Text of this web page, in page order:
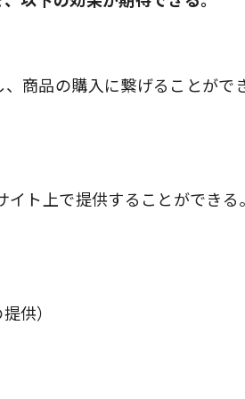
商品の購入に繋げることがで
イト上で提供することができる
供）